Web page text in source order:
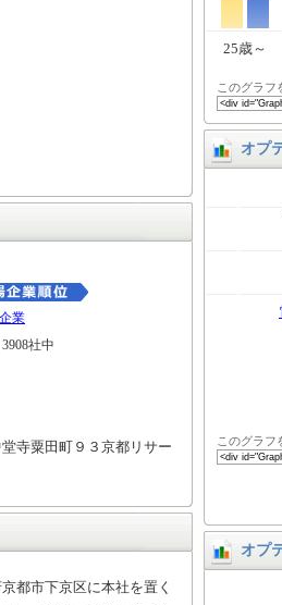
業
3908社中
寺粟田町９３京都リサー
都市下京区に本社を置く
25歳～
このグラフ
オプ
このグラフ
オプ